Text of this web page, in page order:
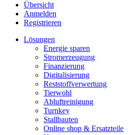
Übersicht
Anmelden
Registrieren
Lösungen
Energie sparen
Stromerzeugung
Finanzierung
Digitalisierung
Reststoffverwertung
Tierwohl
Abluftreinigung
Turnkey
Stallbauten
Online shop & Ersatzteile